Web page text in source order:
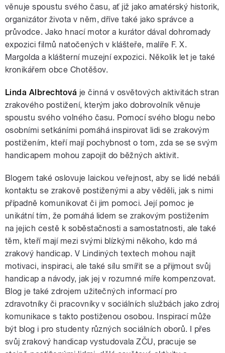
věnuje spoustu svého času, ať již jako amatérský historik,
organizátor života v něm, dříve také jako správce a
průvodce. Jako hnací motor a kurátor dával dohromady
expozici filmů natočených v klášteře, malíře F. X.
Margolda a klášterní muzejní expozici. Několik let je také
kronikářem obce Chotěšov.
Linda Albrechtová je činná v osvětových aktivitách stran
zrakového postižení, kterým jako dobrovolník věnuje
spoustu svého volného času. Pomocí svého blogu nebo
osobními setkáními pomáhá inspirovat lidi se zrakovým
postižením, kteří mají pochybnost o tom, zda se se svým
handicapem mohou zapojit do běžných aktivit.
Blogem také oslovuje laickou veřejnost, aby se lidé nebáli
kontaktu se zrakově postiženými a aby věděli, jak s nimi
případně komunikovat či jim pomoci. Její pomoc je
unikátní tím, že pomáhá lidem se zrakovým postižením
na jejich cestě k soběstačnosti a samostatnosti, ale také
těm, kteří mají mezi svými blízkými někoho, kdo má
zrakový handicap. V Lindiných textech mohou najít
motivaci, inspiraci, ale také sílu smířit se a přijmout svůj
handicap a návody, jak jej v rozumné míře kompenzovat.
Blog je také zdrojem užitečných informací pro
zdravotníky či pracovníky v sociálních službách jako zdroj
komunikace s takto postiženou osobou. Inspirací může
být blog i pro studenty různých sociálních oborů. I přes
svůj zrakový handicap vystudovala ZČU, pracuje se